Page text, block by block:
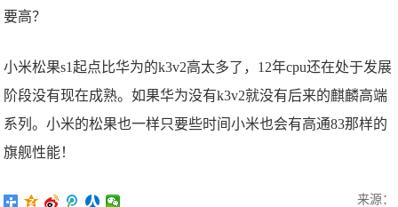
小米松果s1起点比华为的k3v2高太多了，12年cpu还在处于发展
阶段没有现在成熟。如果华为没有k3v2就没有后来的麒麟高端
系列。小米的松果也一样只要些时间小米也会有高通83那样的
旗舰性能！
来源：